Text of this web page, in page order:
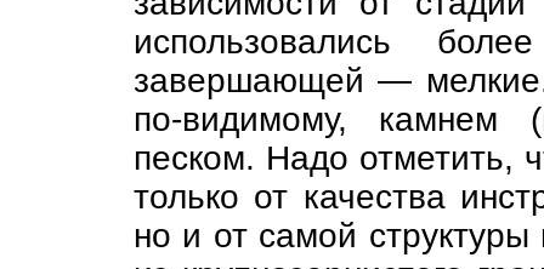
использовались
завершающей —
по-видимому, камнем
песком. Надо отметить,
только от качества
но и от самой